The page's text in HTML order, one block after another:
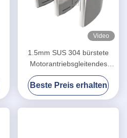
Video
1.5mm SUS 304 bürstete
Motorantriebsgleitendes
Acryltor mit 5 Paaren des
Infrarot-Sensors
Beste Preis erhalten